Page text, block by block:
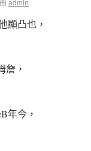
由 admin
顯凸也，
詹，
年今，